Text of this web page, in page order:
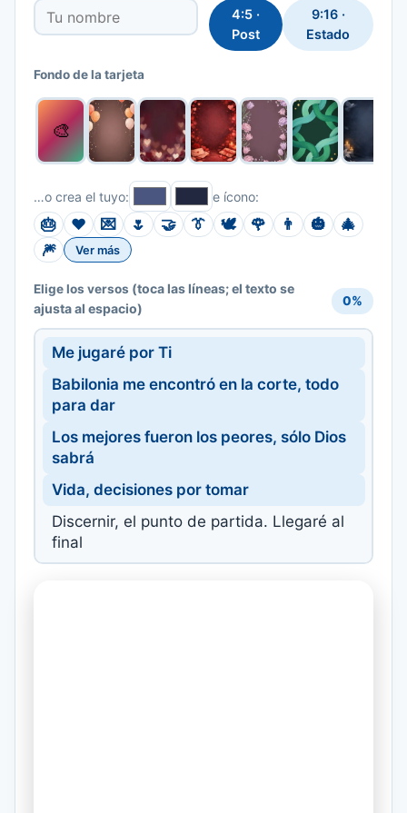
4:5 ·
Post
9:16 ·
Estado
Fondo de la tarjeta
🎨
…o crea el tuyo: e ícono:
🎂 ❤️ 💌 🌷 🤝 👔 🕊️ 🌹 👨 🎃
🎄
🎆
Ver más
Elige los versos (toca las líneas; el texto se
ajusta al espacio)
0%
Me jugaré por Ti
Babilonia me encontró en la corte, todo
para dar
Los mejores fueron los peores, sólo Dios
sabrá
Vida, decisiones por tomar
Discernir, el punto de partida. Llegaré al
final